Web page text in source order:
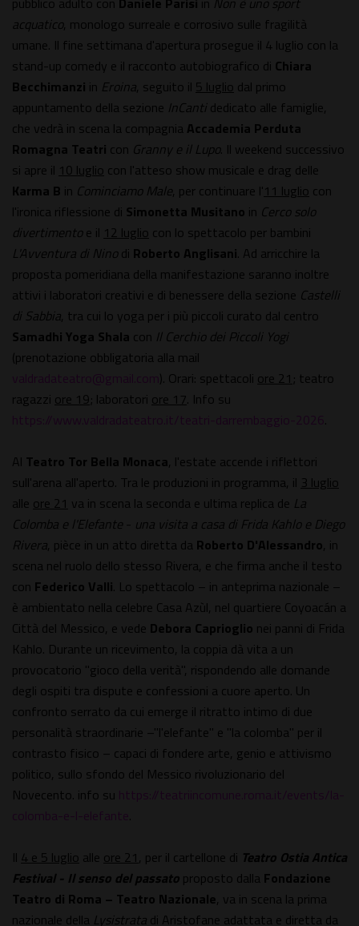
acquatico, monologo surreale e corrosivo sulle fragilità
umane. Il fine settimana d'apertura prosegue il 4 luglio con la
stand-up comedy e il racconto autobiografico di Chiara
Becchimanzi in Eroina, seguito il 5 luglio dal primo
appuntamento della sezione InCantidedicato alle famiglie,
che vedrà in scena la compagnia Accademia Perduta
Romagna Teatri con Granny e il Lupo. Il weekend successivo
si apre il 10 luglio con l'atteso show musicale e drag delle
Karma B in Cominciamo Male, per continuare l'11 luglio con
l'ironica riflessione di Simonetta Musitano in Cerco solo
divertimento e il 12 luglio con lo spettacolo per bambini
L'Avventura di Nino di Roberto Anglisani. Ad arricchire la
proposta pomeridiana della manifestazione saranno inoltre
attivi i laboratori creativi e di benessere della sezione Castelli
di Sabbia, tra cui lo yoga per i più piccoli curato dal centro
Samadhi Yoga Shala con Il Cerchio dei Piccoli Yogi
(prenotazione obbligatoria alla mail
valdradateatro@gmail.com). Orari: spettacoli ore 21 ; teatro
ragazzi ore 19; laboratori ore 17. Info su
https://www.valdradateatro.it/teatri-darrembaggio-2026.
Al Teatro Tor Bella Monaca, l'estate accende i riflettori
sull'arena all'aperto. Tra le produzioni in programma, il 3 luglio
alle ore 21 va in scena la seconda e ultima replica de La
Colomba e l'Elefante - una visita a casa di Frida Kahlo e Diego
Rivera, pièce in un atto diretta da Roberto D'Alessandro, in
scena nel ruolo dello stesso Rivera, e che firma anche il testo
con Federico Valli. Lo spettacolo – in anteprima nazionale –
è ambientato nella celebre Casa Azùl, nel quartiere Coyoacán a
Città del Messico, e vede Debora Caprioglio nei panni di Frida
Kahlo. Durante un ricevimento, la coppia dà vita a un
provocatorio "gioco della verità", rispondendo alle domande
degli ospiti tra dispute e confessioni a cuore aperto. Un
confronto serrato da cui emerge il ritratto intimo di due
personalità straordinarie –"l'elefante" e "la colomba" per il
contrasto fisico – capaci di fondere arte, genio e attivismo
politico, sullo sfondo del Messico rivoluzionario del
Novecento. info su https://teatriincomune.roma.it/events/la-
colomba-e-l-elefante.
Il 4 e 5 luglio alle ore 21, per il cartellone di Teatro Ostia Antica
Festival - Il senso del passato proposto dalla Fondazione
Teatro di Roma – Teatro Nazionale, va in scena la prima
nazionale della Lysistrata di Aristofane adattata e diretta da